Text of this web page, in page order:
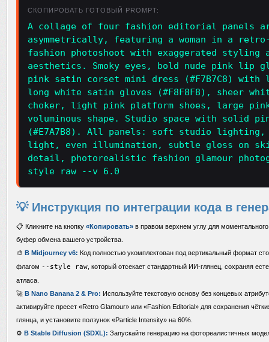
СКОПИРОВАТЬ ГОТОВЫЙ PROMPT:
A collage of four fashion editorial panels
asymmetrically, featuring a woman in a
fashion photoshoot with exaggerated styling
aesthetics. Smoky eyes, bold nude pink lip
pink satin corset mini dress (#F7B7C8) with
long white satin gloves (#F8F8F8), sheer
choker, light pink platform shoes, large
voluminous shape. Studio space with solid
(#E7A7B8). All panels: soft studio
light, even illumination, subtle gloss on
detail, photorealistic fashion glamour
style raw --v 6.0
💡 Инструкция по интеграции кода в
📋 Кликните на кнопку «Копировать» в правом верхнем углу для
буфер обмена вашего устройства.
🎨 В Midjourney v6: Код полностью укомплектован под вертикальный формат
флагом --style raw , который отсекает стандартный ИИ-глянец, сохраняя
атласа.
🚀 В Nano Banana 2 & Pro: Используйте текстовую основу без концевых
активируйте пресет «Retro Glamour» или «Fashion Editorial» для сохранения
глянца, и установите ползунок «Particle Intensity» на 60%.
⚙️ В Stable Diffusion (SDXL): Запускайте генерацию на фотореалистичных